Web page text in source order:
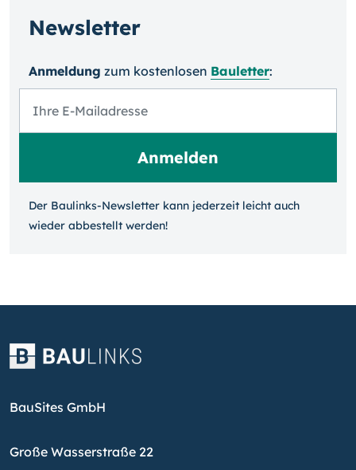
Newsletter
Anmeldung zum kosten­losen Bauletter:
Der Baulinks-Newsletter kann jeder­zeit leicht auch
wieder ab­bestellt werden!
BauSites GmbH
Große Wasserstraße 22